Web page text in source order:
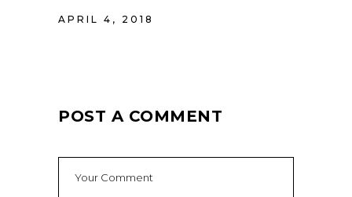
APRIL 4, 2018
POST A COMMENT